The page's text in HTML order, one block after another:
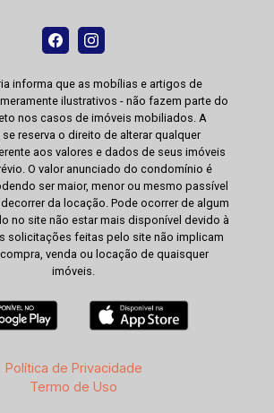
informa que as mobílias e artigos de
ilustrativos - não fazem parte do
nos casos de imóveis mobiliados. A
reserva o direito de alterar qualquer
aos valores e dados de seus imóveis
O valor anunciado do condomínio é
ser maior, menor ou mesmo passível
da locação. Pode ocorrer de algum
no site não estar mais disponível devido à
solicitações feitas pelo site não implicam
venda ou locação de quaisquer
imóveis.
Política de Privacidade
Termo de Uso